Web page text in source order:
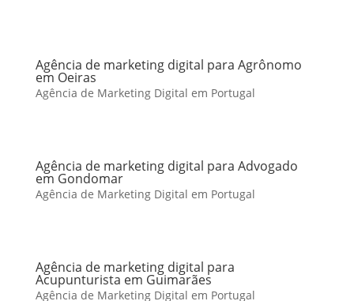
Agência de marketing digital para Agrônomo
em Oeiras
Agência de Marketing Digital em Portugal
Agência de marketing digital para Advogado
em Gondomar
Agência de Marketing Digital em Portugal
Agência de marketing digital para
Acupunturista em Guimarães
Agência de Marketing Digital em Portugal